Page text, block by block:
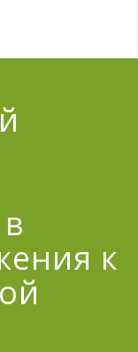
к